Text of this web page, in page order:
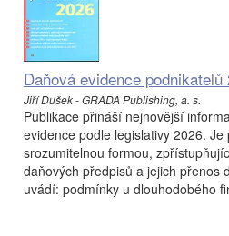
Daňová evidence podnikatelů
Jiří Dušek - GRADA Publishing, a. s.
Publikace přináší nejnovější
evidence podle legislativy 2026.
srozumitelnou formou,
daňových předpisů a jejich přenos
uvádí: podmínky u dlouhodobého